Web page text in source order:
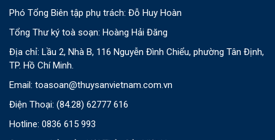
Phó Tổng Biên tập phụ trách: Đỗ Huy Hoàn
Tổng Thư ký toà soạn: Hoàng Hải Đăng
Địa chỉ: Lầu 2, Nhà B, 116 Nguyễn Đình Chiểu, phường Tân Định,
TP. Hồ Chí Minh.
Email: toasoan@thuysanvietnam.com.vn
Điện Thoại: (84.28) 62777 616
Hotline: 0836 615 993